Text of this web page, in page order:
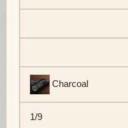
Charcoal
1/9